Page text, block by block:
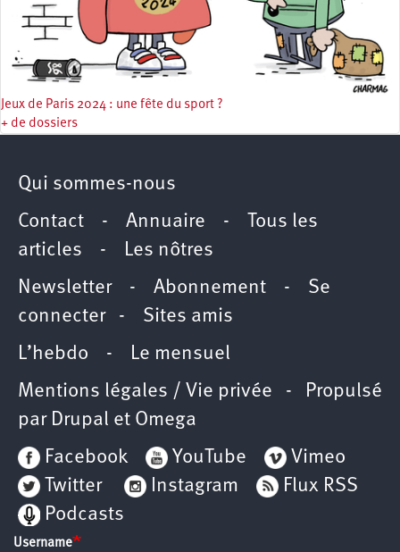
Jeux de Paris 2024 : une fête du sport ?
+ de dossiers
Qui sommes-nous
Contact - Annuaire -
Tous les
articles - Les nôtres
Newsletter- Abonnement - Se
connecter- Sites amis
L’hebdo - Le mensuel
Mentions légales / Vie privée - Propulsé
par Drupal et Omega
Facebook
YouTube
Vimeo
Twitter
Instagram
Flux RSS
Podcasts
Username